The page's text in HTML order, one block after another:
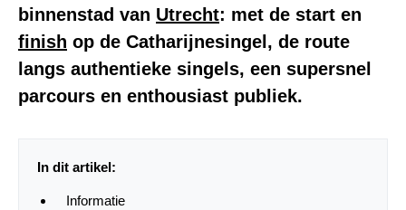
binnenstad van Utrecht: met de start en
finish op de Catharijnesingel, de route
langs authentieke singels, een supersnel
parcours en enthousiast publiek.
In dit artikel:
Informatie